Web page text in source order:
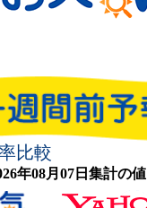
比較
年08月07日集計の値